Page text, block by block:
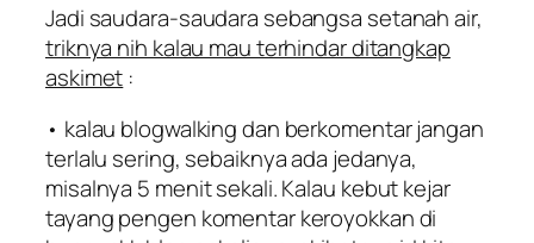
Jadi saudara-saudara sebangsa setanah air,
triknya nih kalau mau terhindar ditangkap
askimet :
• kalau blogwalking dan berkomentar jangan
terlalu sering, sebaiknya ada jedanya,
misalnya 5 menit sekali. Kalau kebut kejar
tayang pengen komentar keroyokkan di